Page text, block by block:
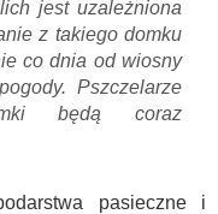
jest uzależniona
z takiego domku
co dnia od wiosny
Pszczelarze
będą coraz
pasieczne i